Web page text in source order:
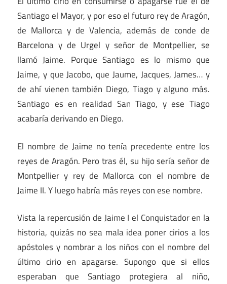
Santiago el Mayor, y por eso el futuro rey de Aragón,
de Mallorca y de Valencia, además de conde de
Barcelona y de Urgel y señor de Montpellier, se
llamó Jaime. Porque Santiago es lo mismo que
Jaime, y que Jacobo, que Jaume, Jacques, James… y
de ahí vienen también Diego, Tiago y alguno más.
Santiago es en realidad San Tiago, y ese Tiago
acabaría derivando en Diego.
El nombre de Jaime no tenía precedente entre los
reyes de Aragón. Pero tras él, su hijo sería señor de
Montpellier y rey de Mallorca con el nombre de
Jaime II. Y luego habría más reyes con ese nombre.
Vista la repercusión de Jaime I el Conquistador en la
historia, quizás no sea mala idea poner cirios a los
apóstoles y nombrar a los niños con el nombre del
último cirio en apagarse. Supongo que si ellos
esperaban que Santiago protegiera al niño,